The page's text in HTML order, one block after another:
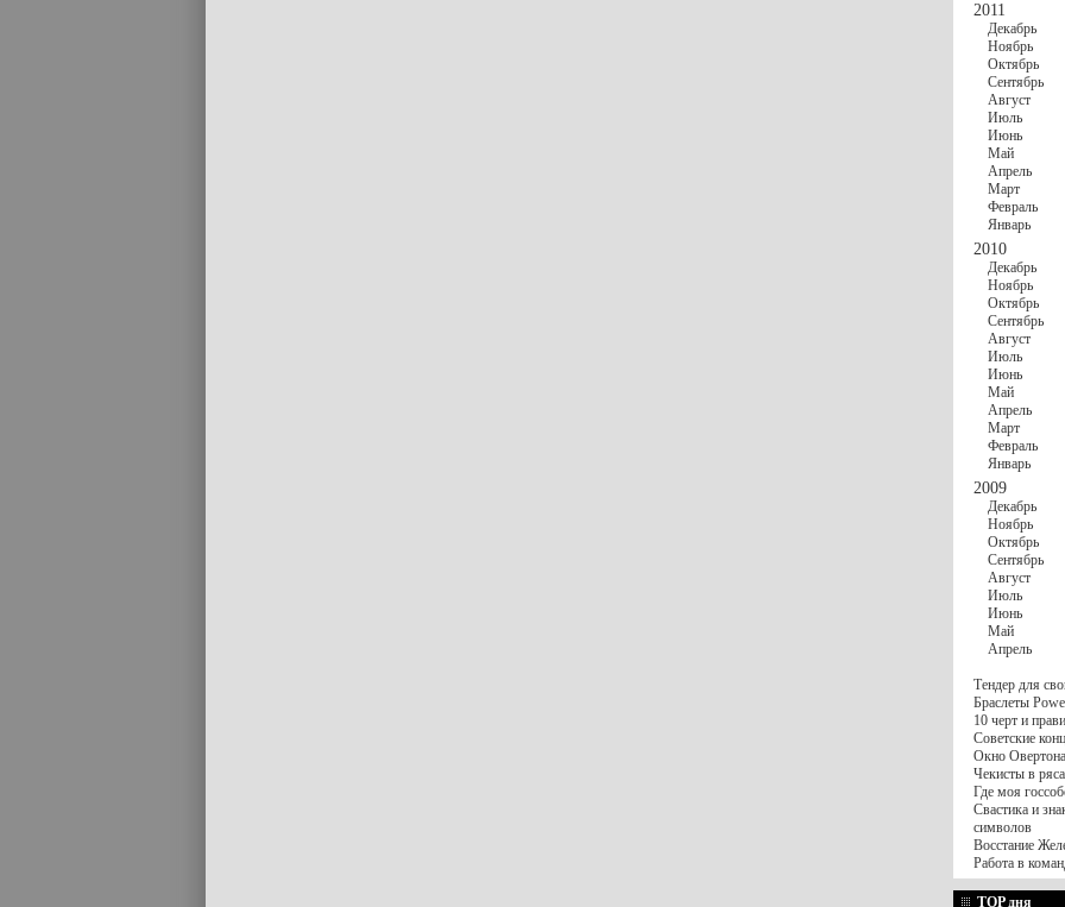
2011
Декабрь
Ноябрь
Октябрь
Сентябрь
Август
Июль
Июнь
Май
Апрель
Март
Февраль
Январь
2010
Декабрь
Ноябрь
Октябрь
Сентябрь
Август
Июль
Июнь
Май
Апрель
Март
Февраль
Январь
2009
Декабрь
Ноябрь
Октябрь
Сентябрь
Август
Июль
Июнь
Май
Апрель
Тендер для
Браслеты
10 черт и
Советские
Окно
Чекисты в
Где моя
Свастика и
символов
Восстание
Работа в
TOP дня